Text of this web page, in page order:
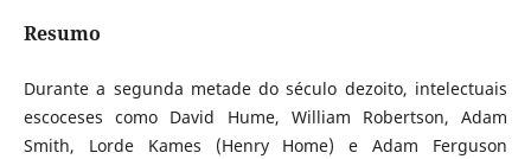
Resumo
Durante a segunda metade do século dezoito, intelectuais
escoceses como David Hume, William Robertson, Adam
Smith, Lorde Kames (Henry Home) e Adam Ferguson